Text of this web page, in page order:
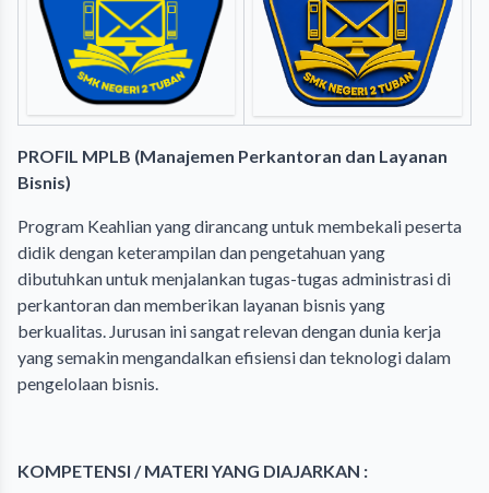
PROFIL MPLB (Manajemen Perkantoran dan Layanan
Bisnis)
Program Keahlian yang dirancang untuk membekali peserta
didik dengan keterampilan dan pengetahuan yang
dibutuhkan untuk menjalankan tugas-tugas administrasi di
perkantoran dan memberikan layanan bisnis yang
berkualitas. Jurusan ini sangat relevan dengan dunia kerja
yang semakin mengandalkan efisiensi dan teknologi dalam
pengelolaan bisnis.
KOMPETENSI / MATERI YANG DIAJARKAN :